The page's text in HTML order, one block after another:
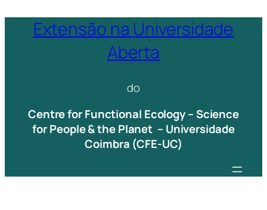
Extensão na Universidade
Aberta
do
Centre for Functional Ecology – Science
for People & the Planet – Universidade
Coimbra (CFE-UC)